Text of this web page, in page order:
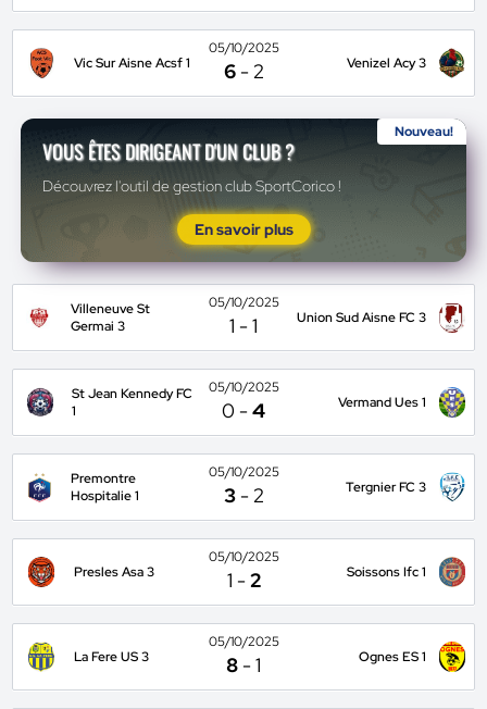
Vic Sur Aisne Acsf 1
05/10/2025
6 -2 Venizel Acy 3
Nouveau!
VOUS ÊTES DIRIGEANT D'UN CLUB ?
Découvrez l'outil de gestion club SportCorico !
En savoir plus
Villeneuve St
Germai 3
05/10/2025
1 -1 Union Sud Aisne FC 3
St Jean Kennedy FC
1
05/10/2025
0 -4 Vermand Ues 1
Premontre
Hospitalie 1
05/10/2025
3 -2 Tergnier FC 3
Presles Asa 3
05/10/2025
1 -2 Soissons Ifc 1
La Fere US 3
05/10/2025
8 -1 Ognes ES 1